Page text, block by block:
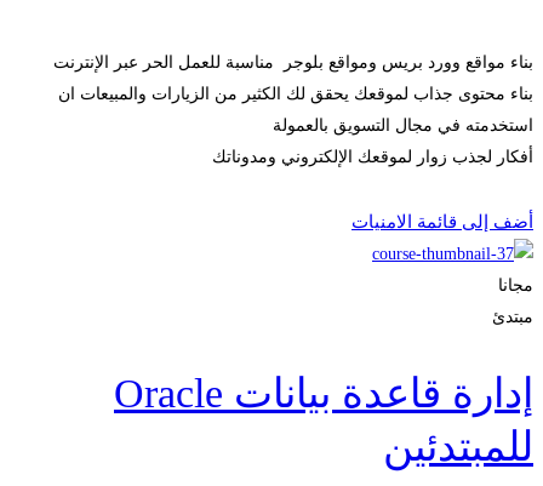
بناء مواقع وورد بريس ومواقع بلوجر مناسبة للعمل الحر عبر الإنترنت
بناء محتوى جذاب لموقعك يحقق لك الكثير من الزيارات والمبيعات ان
استخدمته في مجال التسويق بالعمولة
أفكار لجذب زوار لموقعك الإلكتروني ومدوناتك
أضف إلى قائمة الامنيات
مجانا
مبتدئ
إدارة قاعدة بيانات Oracle
للمبتدئين